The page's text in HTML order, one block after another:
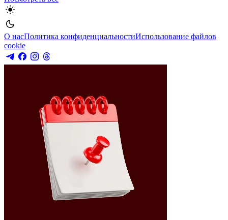
О насПолитика конфиденциальностиИспользование файлов
cookie